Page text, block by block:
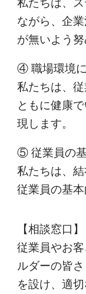
私たちは、
ながら、企
が無いよう努
④ 職場環境に
私たちは、
ともに健康
現します。
⑤ 従業員の基
私たちは、
従業員の基本
【相談窓口】
従業員やお
ルダーの皆
を設け、適